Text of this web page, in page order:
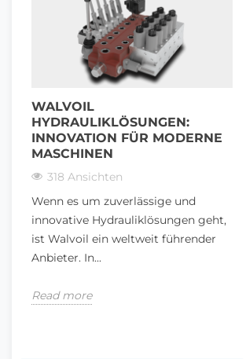
WALVOIL
HYDRAULIKLÖSUNGEN:
INNOVATION FÜR MODERNE
MASCHINEN
318 Ansichten
Wenn es um zuverlässige und
innovative Hydrauliklösungen geht,
ist Walvoil ein weltweit führender
Anbieter. In...
Read more